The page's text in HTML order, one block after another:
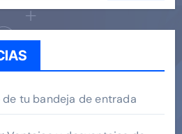
de tu bandeja de entrada